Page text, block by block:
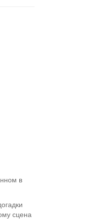
в
сцена